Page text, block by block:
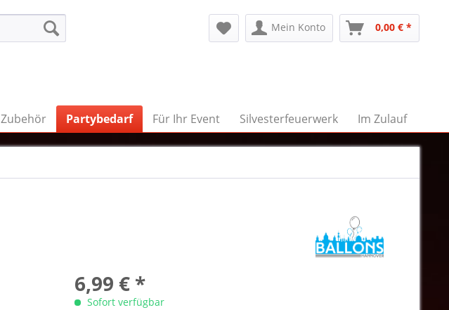
Mein Konto 0,00 € *
Zubehör Partybedarf Für Ihr Event Silvesterfeuerwerk Im Zulauf
6,99 € *
Sofort verfügbar